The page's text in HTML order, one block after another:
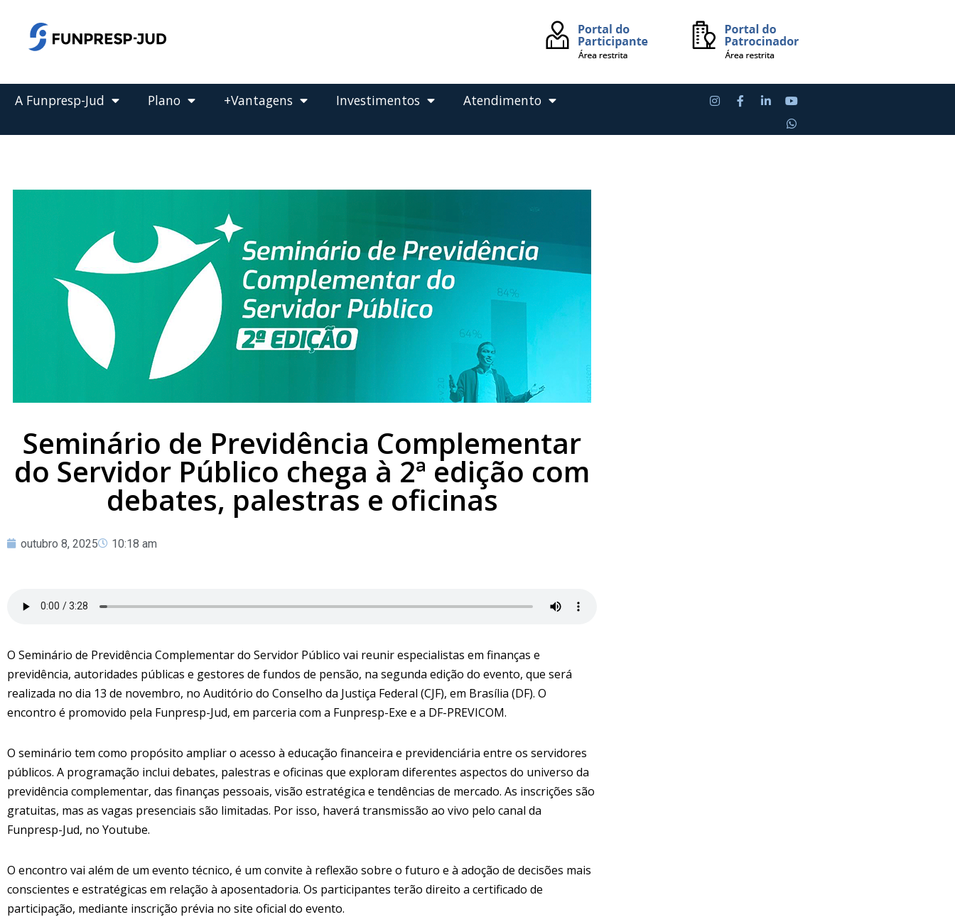
Pular
conteúdo
A Funpresp-Jud Plano +Vantagens Investimentos Atendimento
Seminário de Previdência Complementar
do Servidor Público chega à 2ª edição com
debates, palestras e oficinas
outubro 8, 2025 10:18 am
O Seminário de Previdência Complementar do Servidor Público vai reunir especialistas em finanças e
previdência, autoridades públicas e gestores de fundos de pensão, na segunda edição do evento, que será
realizada no dia 13 de novembro, no Auditório do Conselho da Justiça Federal (CJF), em Brasília (DF). O
encontro é promovido pela Funpresp-Jud, em parceria com a Funpresp-Exe e a DF-PREVICOM.
O seminário tem como propósito ampliar o acesso à educação financeira e previdenciária entre os servidores
públicos. A programação inclui debates, palestras e oficinas que exploram diferentes aspectos do universo da
previdência complementar, das finanças pessoais, visão estratégica e tendências de mercado. As inscrições são
gratuitas, mas as vagas presenciais são limitadas. Por isso, haverá transmissão ao vivo pelo canal da
Funpresp-Jud, no Youtube.
O encontro vai além de um evento técnico, é um convite à reflexão sobre o futuro e à adoção de decisões mais
conscientes e estratégicas em relação à aposentadoria. Os participantes terão direito a certificado de
participação, mediante inscrição prévia no site oficial do evento.